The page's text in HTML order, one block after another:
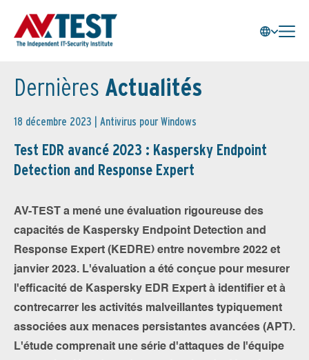
Dernières Actualités
18 décembre 2023 | Antivirus pour Windows
Test EDR avancé 2023 : Kaspersky Endpoint
Detection and Response Expert
AV-TEST a mené une évaluation rigoureuse des
capacités de Kaspersky Endpoint Detection and
Response Expert (KEDRE) entre novembre 2022 et
janvier 2023. L'évaluation a été conçue pour mesurer
l'efficacité de Kaspersky EDR Expert à identifier et à
contrecarrer les activités malveillantes typiquement
associées aux menaces persistantes avancées (APT).
L'étude comprenait une série d'attaques de l'équipe